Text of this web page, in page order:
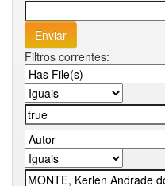
Filtros correntes: